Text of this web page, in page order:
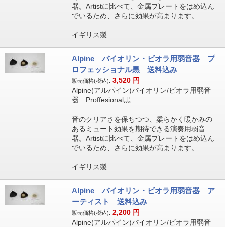
器。Artistに比べて、金属プレートをはめ込ん
でいるため、さらに効果が高まります。
イギリス製
Alpine バイオリン・ビオラ用弱音器 プ
ロフェッショナル黒 送料込み
販売価格(税込): 3,520 円
Alpine(アルパイン)バイオリン/ビオラ用弱音
器 Proffesional黒
音のクリアさを保ちつつ、柔らかく暖かみの
あるミュート効果を期待できる演奏用弱音
器。Artistに比べて、金属プレートをはめ込ん
でいるため、さらに効果が高まります。
イギリス製
Alpine バイオリン・ビオラ用弱音器 ア
ーティスト 送料込み
販売価格(税込): 2,200 円
Alpine(アルパイン)バイオリン/ビオラ用弱音